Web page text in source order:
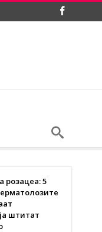
розацеа: 5
штитат